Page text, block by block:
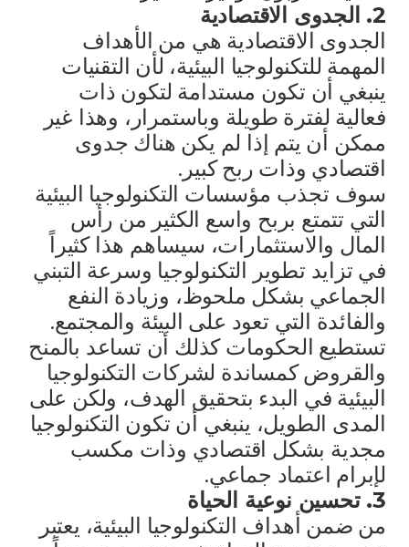
2. الجدوى الاقتصادية
الجدوى الاقتصادية هي من الأهداف
المهمة للتكنولوجيا البيئية، لأن التقنيات
ينبغي أن تكون مستدامة لتكون ذات
فعالية لفترة طويلة وباستمرار، وهذا غير
ممكن أن يتم إذا لم يكن هناك جدوى
اقتصادي وذات ربح كبير.
سوف تجذب مؤسسات التكنولوجيا البيئية
التي تتمتع بربح واسع الكثير من رأس
المال والاستثمارات، سيساهم هذا كثيراً
في تزايد تطوير التكنولوجيا وسرعة التبني
الجماعي بشكل ملحوظ، وزيادة النفع
والفائدة التي تعود على البيئة والمجتمع.
تستطيع الحكومات كذلك أن تساعد بالمنح
والقروض كمساندة لشركات التكنولوجيا
البيئية في البدء بتحقيق الهدف، ولكن على
المدى الطويل، ينبغي أن تكون التكنولوجيا
مجدية بشكل اقتصادي وذات مكسب
لإبرام اعتماد جماعي.
3. تحسين نوعية الحياة
من ضمن أهداف التكنولوجيا البيئية، يعتبر